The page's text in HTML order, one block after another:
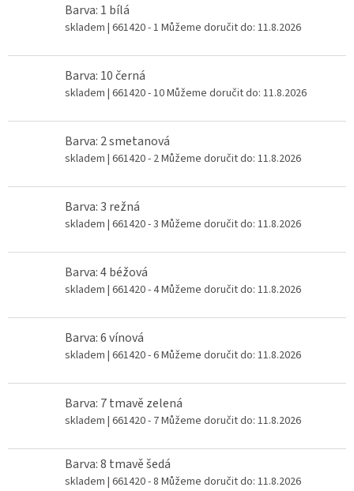
Barva: 1 bílá
skladem | 661420 - 1 Můžeme doručit do: 11.8.2026
Barva: 10 černá
skladem | 661420 - 10Můžeme doručit do: 11.8.2026
Barva: 2 smetanová
skladem | 661420 - 2Můžeme doručit do: 11.8.2026
Barva: 3 režná
skladem | 661420 - 3 Můžeme doručit do: 11.8.2026
Barva: 4 béžová
skladem | 661420 - 4Můžeme doručit do: 11.8.2026
Barva: 6 vínová
skladem | 661420 - 6Můžeme doručit do: 11.8.2026
Barva: 7 tmavě zelená
skladem | 661420 - 7Můžeme doručit do: 11.8.2026
Barva: 8 tmavě šedá
skladem | 661420 - 8 Můžeme doručit do: 11.8.2026